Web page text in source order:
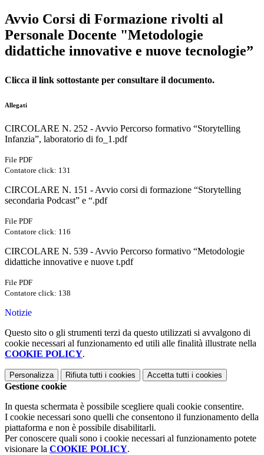
Avvio Corsi di Formazione rivolti al
Personale Docente "Metodologie
didattiche innovative e nuove tecnologie”
Clicca il link sottostante per consultare il documento.
Allegati
CIRCOLARE N. 252 - Avvio Percorso formativo “Storytelling
Infanzia”, laboratorio di fo_1.pdf
File PDF
Contatore click: 131
CIRCOLARE N. 151 - Avvio corsi di formazione “Storytelling
secondaria Podcast” e “.pdf
File PDF
Contatore click: 116
CIRCOLARE N. 539 - Avvio Percorso formativo “Metodologie
didattiche innovative e nuove t.pdf
File PDF
Contatore click: 138
Notizie
Questo sito o gli strumenti terzi da questo utilizzati si avvalgono di
cookie necessari al funzionamento ed utili alle finalità illustrate nella
COOKIE POLICY.
Personalizza Rifiuta tutti i cookies Accetta tutti i cookies
Gestione cookie
In questa schermata è possibile scegliere quali cookie consentire.
I cookie necessari sono quelli che consentono il funzionamento della
piattaforma e non è possibile disabilitarli.
Per conoscere quali sono i cookie necessari al funzionamento potete
visionare la COOKIE POLICY.